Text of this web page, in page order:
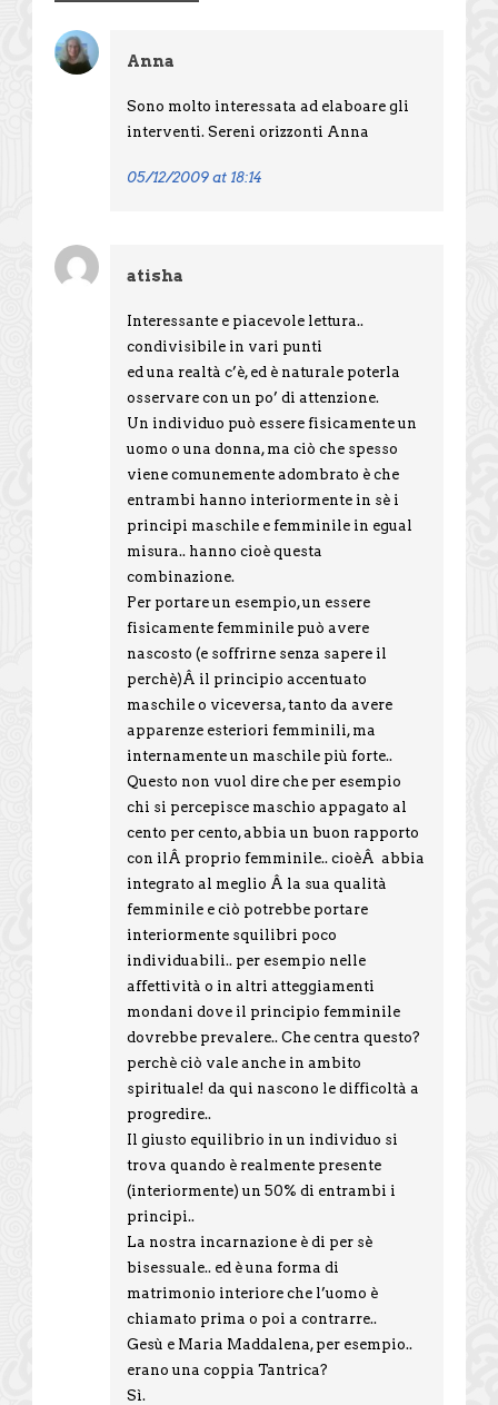
Anna
Sono molto interessata ad elaboare gli
interventi. Sereni orizzonti Anna
05/12/2009 at 18:14
atisha
Interessante e piacevole lettura..
condivisibile in vari punti
ed una realtà c’è, ed è naturale poterla
osservare con un po’ di attenzione.
Un individuo può essere fisicamente un
uomo o una donna, ma ciò che spesso
viene comunemente adombrato è che
entrambi hanno interiormente in sè i
principi maschile e femminile in egual
misura.. hanno cioè questa
combinazione.
Per portare un esempio, un essere
fisicamente femminile può avere
nascosto (e soffrirne senza sapere il
perchè)Â il principio accentuato
maschile o viceversa, tanto da avere
apparenze esteriori femminili, ma
internamente un maschile più forte..
Questo non vuol dire che per esempio
chi si percepisce maschio appagato al
cento per cento, abbia un buon rapporto
con ilÂ proprio femminile.. cioèÂ abbia
integrato al meglio Â la sua qualità
femminile e ciò potrebbe portare
interiormente squilibri poco
individuabili.. per esempio nelle
affettività o in altri atteggiamenti
mondani dove il principio femminile
dovrebbe prevalere.. Che centra questo?
perchè ciò vale anche in ambito
spirituale! da qui nascono le difficoltà a
progredire..
Il giusto equilibrio in un individuo si
trova quando è realmente presente
(interiormente) un 50% di entrambi i
principi..
La nostra incarnazione è di per sè
bisessuale.. ed è una forma di
matrimonio interiore che l’uomo è
chiamato prima o poi a contrarre..
Gesù e Maria Maddalena, per esempio..
erano una coppia Tantrica?
Sì.